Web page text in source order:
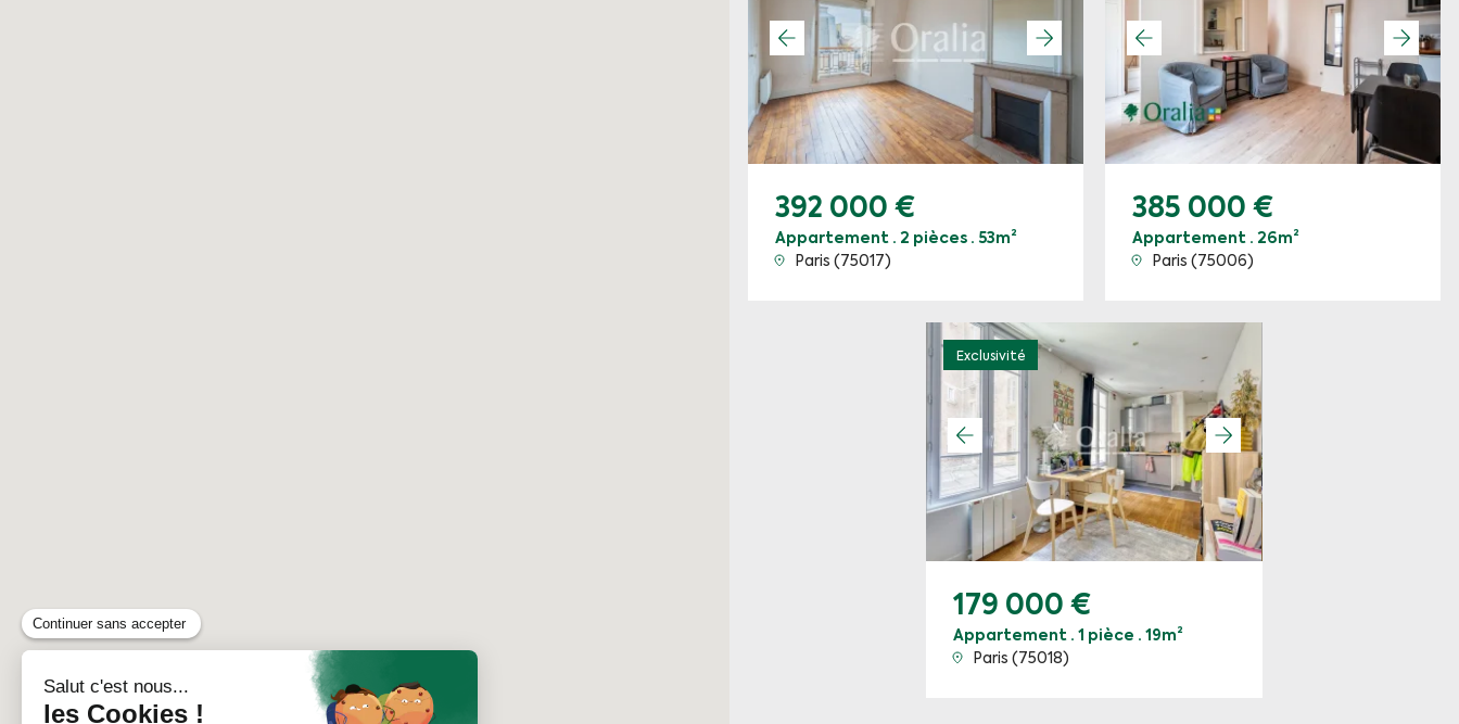
392 000 €
Appartement · 2 pièces · 53m²
Paris (75017)
385 000 €
Appartement · 26m²
Paris (75006)
Exclusivité
179 000 €
Appartement · 1 pièce · 19m²
Paris (75018)